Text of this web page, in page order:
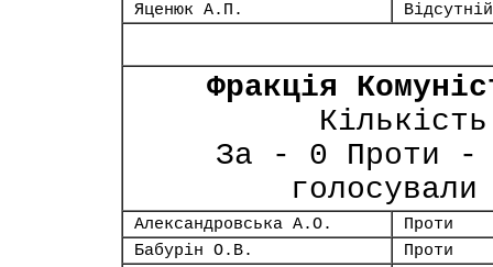
Яценюк А.П.
Відсутній
Фракція
За - 0 Проти -
Александровська А.О.
Проти
Бабурін О.В.
Проти